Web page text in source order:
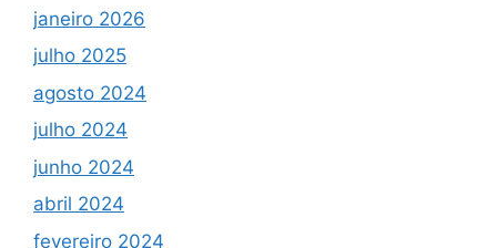
janeiro 2026
julho 2025
agosto 2024
julho 2024
junho 2024
abril 2024
fevereiro 2024